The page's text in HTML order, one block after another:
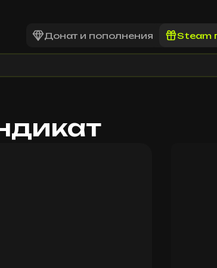
Донат и пополнения Steam